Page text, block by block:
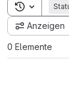
Toggle
Anzeigen
0 Elemente